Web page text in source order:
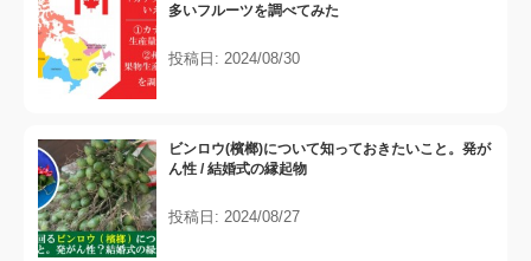
多いフルーツを調べてみた
投稿日: 2024/08/30
ビンロウ(檳榔)について知っておきたいこと。発が
ん性 / 結婚式の縁起物
投稿日: 2024/08/27